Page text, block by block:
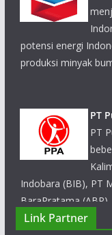
menghasilkan
minyak.
perusahaan
adalah PT Borneo
(MPP), PT
Utama Bakti (RUB)
PT Thiess
PT Thiess
Link Partner